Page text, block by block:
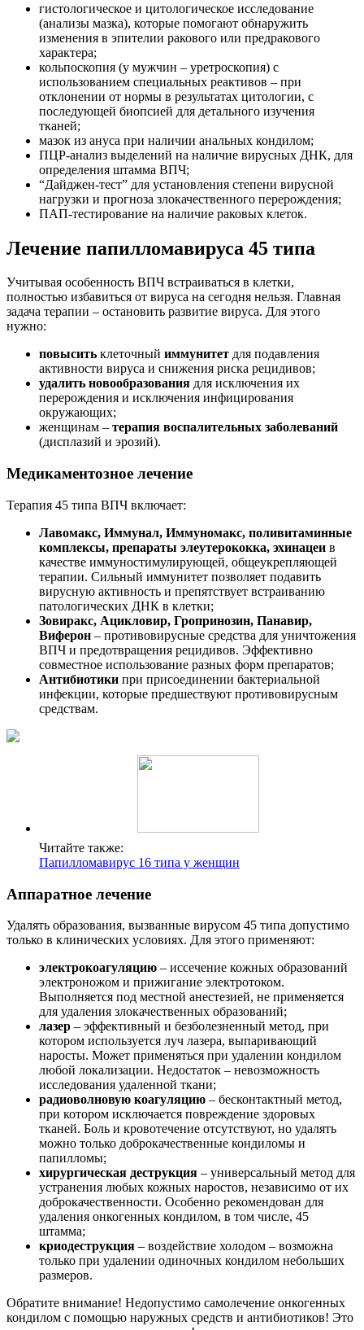
гистологическое и цитологическое исследование
(анализы мазка), которые помогают обнаружить
изменения в эпителии ракового или предракового
характера;
кольпоскопия (у мужчин – уретроскопия) с
использованием специальных реактивов – при
отклонении от нормы в результатах цитологии, с
последующей биопсией для детального изучения
тканей;
мазок из ануса при наличии анальных кондилом;
ПЦР-анализ выделений на наличие вирусных ДНК, для
определения штамма ВПЧ;
“Дайджен-тест” для установления степени вирусной
нагрузки и прогноза злокачественного перерождения;
ПАП-тестирование на наличие раковых клеток.
Лечение папилломавируса 45 типа
Учитывая особенность ВПЧ встраиваться в клетки,
полностью избавиться от вируса на сегодня нельзя. Главная
задача терапии – остановить развитие вируса. Для этого
нужно:
повысить клеточный иммунитет для подавления
активности вируса и снижения риска рецидивов;
удалить новообразования для исключения их
перерождения и исключения инфицирования
окружающих;
женщинам – терапия воспалительных заболеваний
(дисплазий и эрозий).
Медикаментозное лечение
Терапия 45 типа ВПЧ включает:
Лавомакс, Иммунал, Иммуномакс, поливитаминные
комплексы, препараты элеутерококка, эхинацеи в
качестве иммуностимулирующей, общеукрепляющей
терапии. Сильный иммунитет позволяет подавить
вирусную активность и препятствует встраиванию
патологических ДНК в клетки;
Зовиракс, Ацикловир, Гропринозин, Панавир,
Виферон – противовирусные средства для уничтожения
ВПЧ и предотвращения рецидивов. Эффективно
совместное использование разных форм препаратов;
Антибиотики при присоединении бактериальной
инфекции, которые предшествуют противовирусным
средствам.
Читайте также:
Папилломавирус 16 типа у женщин
Аппаратное лечение
Удалять образования, вызванные вирусом 45 типа допустимо
только в клинических условиях. Для этого применяют:
электрокоагуляцию – иссечение кожных образований
электроножом и прижигание электротоком.
Выполняется под местной анестезией, не применяется
для удаления злокачественных образований;
лазер – эффективный и безболезненный метод, при
котором используется луч лазера, выпаривающий
наросты. Может применяться при удалении кондилом
любой локализации. Недостаток – невозможность
исследования удаленной ткани;
радиоволновую коагуляцию – бесконтактный метод,
при котором исключается повреждение здоровых
тканей. Боль и кровотечение отсутствуют, но удалять
можно только доброкачественные кондиломы и
папилломы;
хирургическая деструкция – универсальный метод для
устранения любых кожных наростов, независимо от их
доброкачественности. Особенно рекомендован для
удаления онкогенных кондилом, в том числе, 45
штамма;
криодеструкция – воздействие холодом – возможна
только при удалении одиночных кондилом небольших
размеров.
Обратите внимание! Недопустимо самолечение онкогенных
кондилом с помощью наружных средств и антибиотиков! Это